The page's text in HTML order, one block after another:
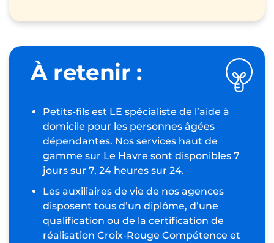
À retenir :
Petits-fils est LE spécialiste de l’aide à
domicile pour les personnes âgées
dépendantes. Nos services haut de
gamme sur Le Havre sont disponibles 7
jours sur 7, 24 heures sur 24.
Les auxiliaires de vie de nos agences
disposent tous d’un diplôme, d’une
qualification ou de la certification de
réalisation Croix-Rouge Compétence et